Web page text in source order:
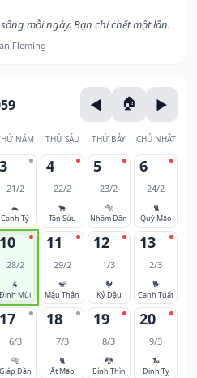
mỗi ngày. Bạn chỉ chết một lần.
Fleming
NĂM THỨ SÁU THỨ BẢY CHỦ NHẬT
3
21/2
🐀
Canh Tý
4
22/2
🐂
Tân Sửu
5
23/2
🐅
Nhâm Dần
6
24/2
🐈
Quý Mão
10
28/2
🐐
Đinh Mùi
11
29/2
🐒
Mậu Thân
12
1/3
🐓
Kỷ Dậu
13
2/3
🐕
Canh Tuất
17
6/3
🐅
Giáp Dần
18
7/3
🐈
Ất Mão
19
8/3
🐉
Bính Thìn
20
9/3
🐍
Đinh Tỵ